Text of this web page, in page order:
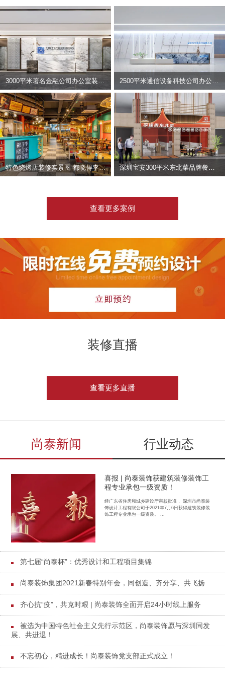
2500平米通信设备科技公司办公室设计 | 宇泰科技
特色烧烤店装修实景图-都晓得李不管
查看更多案例
装修直播
查看更多直播
尚泰新闻 行业动态
喜报 | 尚泰装饰获建筑装修装饰工
程专业承包一级资质！
经广东省住房和城乡建设厅审核批准， 深圳市尚泰装
饰设计工程有限公司于2021年7月6日获得建筑装修装
饰工程专业承包一级资质。 ...
第七届“尚泰杯”：优秀设计和工程项目集锦
尚泰装饰集团2021新春特别年会，同创造、齐分享、共飞扬
齐心抗“疫”，共克时艰 | 尚泰装饰全面开启24小时线上服务
被选为中国特色社会主义先行示范区，尚泰装饰愿与深圳同发
展、共进退！
不忘初心，精进成长！尚泰装饰党支部正式成立！